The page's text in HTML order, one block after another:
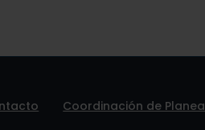
Coordinación de